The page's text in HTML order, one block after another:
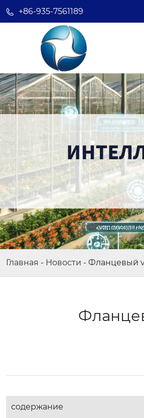
+86-935-7561189
Главная - Новости - Фланцевый
содержание